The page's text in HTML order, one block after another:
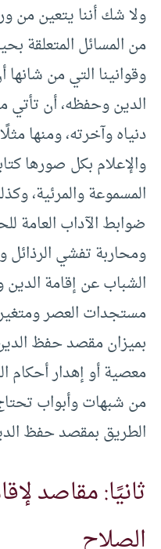
ولا شك أننا يتعين من
من المسائل المتعلقة
وقوانينا التي من
الدين وحفظه، أن
دنياه وآخرته، ومنها
والإعلام بكل صورها
المسموعة والمرئية،
ضوابط الآداب العامة
ومحاربة تفشي
الشباب عن إقامة الدين
مستجدات العصر
بميزان مقصد حفظ
معصية أو إهدار أحكام
من شبهات وأبواب تحتاج
الطريق بمقصد حفظ
ثانيًا: مقاصد